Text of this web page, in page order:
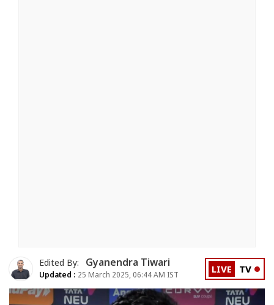
Edited By: Gyanendra Tiwari
Updated : 25 March 2025, 06:44 AM IST LIVE TV